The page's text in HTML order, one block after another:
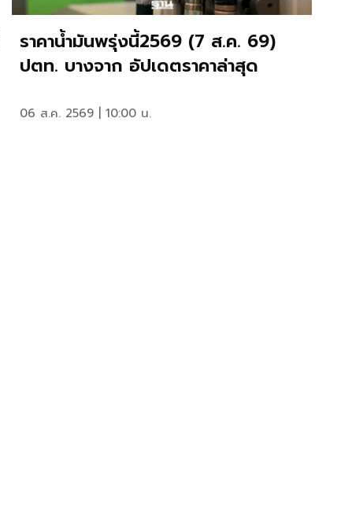
ราคาน้ำมันพรุ่งนี้2569 (7 ส.ค. 69)
ปตท. บางจาก อัปเดตราคาล่าสุด
06 ส.ค. 2569 | 10:00 น.